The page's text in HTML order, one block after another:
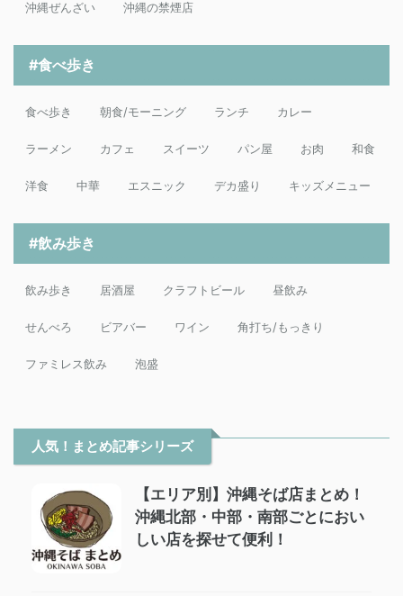
沖縄ぜんざい 沖縄の禁煙店
#食べ歩き
食べ歩き 朝食/モーニング ランチ カレー
ラーメン カフェ スイーツ パン屋 お肉 和食
洋食 中華 エスニック デカ盛り キッズメニュー
#飲み歩き
飲み歩き 居酒屋 クラフトビール 昼飲み
せんべろ ビアバー ワイン 角打ち/もっきり
ファミレス飲み 泡盛
人気！まとめ記事シリーズ
【エリア別】沖縄そば店まとめ！
沖縄北部・中部・南部ごとにおい
しい店を探せて便利！